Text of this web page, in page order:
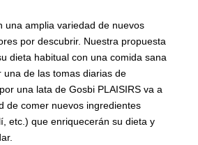
una amplia variedad de nuevos
por descubrir. Nuestra propuesta
dieta habitual con una comida sana
una de las tomas diarias de
una lata de Gosbi PLAISIRS va a
de comer nuevos ingredientes
etc.) que enriquecerán su dieta y